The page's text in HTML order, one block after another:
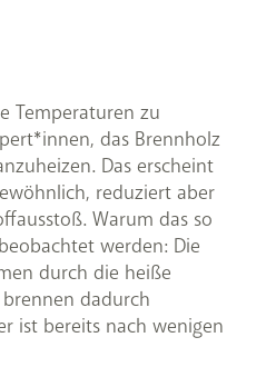
Temperaturen zu
das Brennholz
Das erscheint
reduziert aber
Warum das so
werden: Die
durch die heiße
dadurch
ist bereits nach wenigen